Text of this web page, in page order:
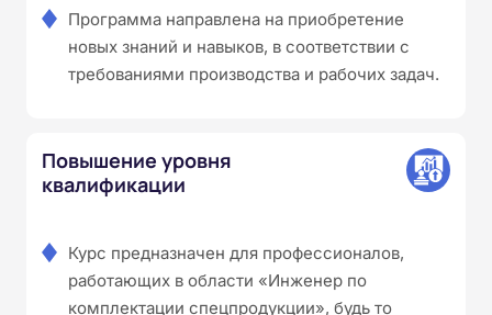
Программа направлена на приобретение
новых знаний и навыков, в соответствии с
требованиями производства и рабочих задач.
Повышение уровня
квалификации
Курс предназначен для профессионалов,
работающих в области «Инженер по
комплектации спецпродукции», будь то